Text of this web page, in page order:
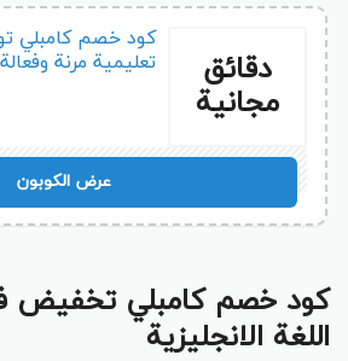
دقائق
مجانية
كود خصم كامبلي
تعليمية مرنة وفعالة
عرض الكوبون
كود خصم كامبلي تخفيض
اللغة الانجليزية